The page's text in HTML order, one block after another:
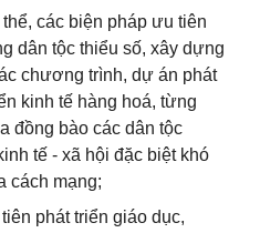
các biện pháp ưu tiên
dân tộc thiểu số, xây dựng
chương trình, dự án phát
kinh tế hàng hoá, từng
đồng bào các dân tộc
tế - xã hội đặc biệt khó
cách mạng;
phát triển giáo dục,